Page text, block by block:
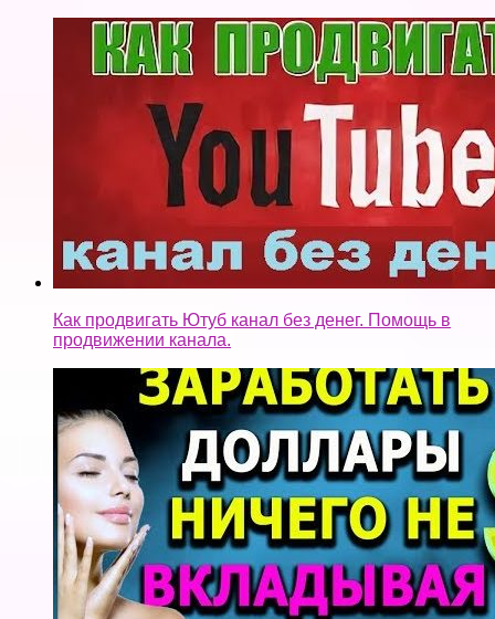
Как продвигать Ютуб канал без денег. Помощь в
продвижении канала.